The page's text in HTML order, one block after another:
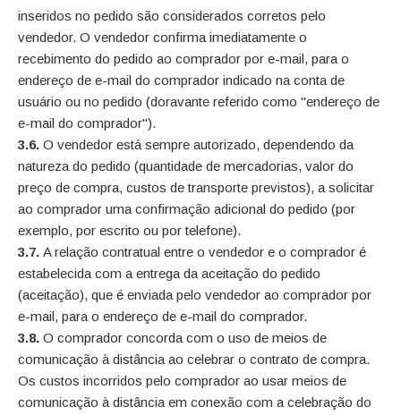
inseridos no pedido são considerados corretos pelo
vendedor. O vendedor confirma imediatamente o
recebimento do pedido ao comprador por e-mail, para o
endereço de e-mail do comprador indicado na conta de
usuário ou no pedido (doravante referido como "endereço de
e-mail do comprador").
3.6.O vendedor está sempre autorizado, dependendo da
natureza do pedido (quantidade de mercadorias, valor do
preço de compra, custos de transporte previstos), a solicitar
ao comprador uma confirmação adicional do pedido (por
exemplo, por escrito ou por telefone).
3.7.A relação contratual entre o vendedor e o comprador é
estabelecida com a entrega da aceitação do pedido
(aceitação), que é enviada pelo vendedor ao comprador por
e-mail, para o endereço de e-mail do comprador.
3.8.O comprador concorda com o uso de meios de
comunicação à distância ao celebrar o contrato de compra.
Os custos incorridos pelo comprador ao usar meios de
comunicação à distância em conexão com a celebração do